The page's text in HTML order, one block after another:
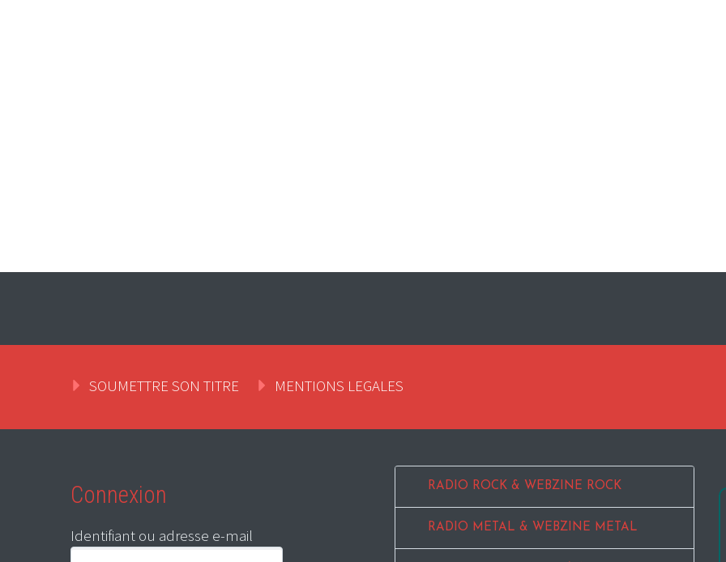
SOUMETTRE SON TITRE MENTIONS LEGALES
Connexion
Identifiant ou adresse e-mail
RADIO ROCK & WEBZINE ROCK
RADIO METAL & WEBZINE METAL